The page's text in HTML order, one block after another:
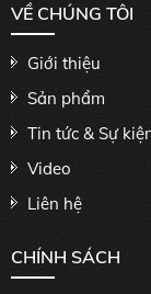
VỀ CHÚNG TÔI
Giới thiệu
Sản phẩm
Tin tức & Sự
Video
Liên hệ
CHÍNH SÁCH